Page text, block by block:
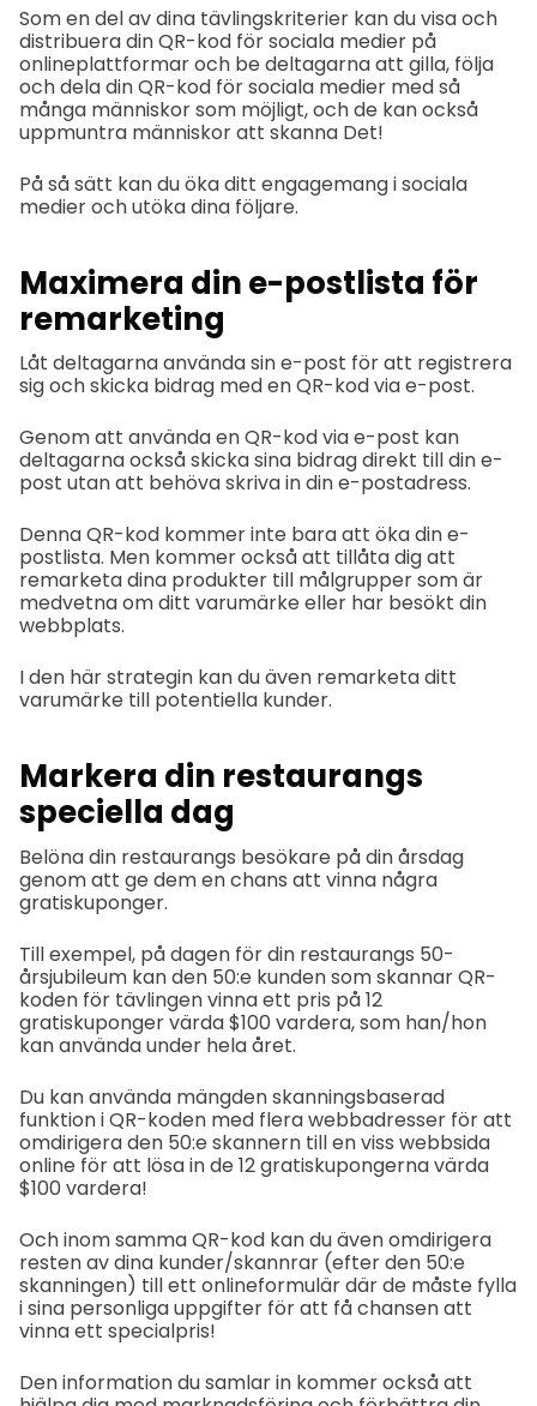
Som en del av dina tävlingskriterier kan du visa och
distribuera din QR-kod för sociala medier på
onlineplattformar och be deltagarna att gilla, följa
och dela din QR-kod för sociala medier med så
många människor som möjligt, och de kan också
uppmuntra människor att skanna Det!
På så sätt kan du öka ditt engagemang i sociala
medier och utöka dina följare.
Maximera din e-postlista för
remarketing
Låt deltagarna använda sin e-post för att registrera
sig och skicka bidrag med en QR-kod via e-post.
Genom att använda en QR-kod via e-post kan
deltagarna också skicka sina bidrag direkt till din e-
post utan att behöva skriva in din e-postadress.
Denna QR-kod kommer inte bara att öka din e-
postlista. Men kommer också att tillåta dig att
remarketa dina produkter till målgrupper som är
medvetna om ditt varumärke eller har besökt din
webbplats.
I den här strategin kan du även remarketa ditt
varumärke till potentiella kunder.
Markera din restaurangs
speciella dag
Belöna din restaurangs besökare på din årsdag
genom att ge dem en chans att vinna några
gratiskuponger.
Till exempel, på dagen för din restaurangs 50-
årsjubileum kan den 50:e kunden som skannar QR-
koden för tävlingen vinna ett pris på 12
gratiskuponger värda $100 vardera, som han/hon
kan använda under hela året.
Du kan använda mängden skanningsbaserad
funktion i QR-koden med flera webbadresser för att
omdirigera den 50:e skannern till en viss webbsida
online för att lösa in de 12 gratiskupongerna värda
$100 vardera!
Och inom samma QR-kod kan du även omdirigera
resten av dina kunder/skannrar (efter den 50:e
skanningen) till ett onlineformulär där de måste fylla
i sina personliga uppgifter för att få chansen att
vinna ett specialpris!
Den information du samlar in kommer också att